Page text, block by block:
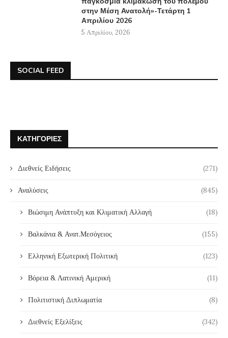
στην Μέση Ανατολή»-Τετάρτη 1
Απριλίου 2026
5 Απριλίου, 2026
SOCIAL FEED
ΚΑΤΗΓΟΡΊΕΣ
Διεθνείς Ειδήσεις (271)
Αναλύσεις (845)
Βιώσιμη Ανάπτυξη και Κλιματική Αλλαγή (18)
Βαλκάνια & Ανατ.Μεσόγειος (155)
Ελληνική Εξωτερική Πολιτική (123)
Βόρεια & Λατινική Αμερική (11)
Πολιτιστική Διπλωματία (8)
Διεθνείς Εξελίξεις (342)